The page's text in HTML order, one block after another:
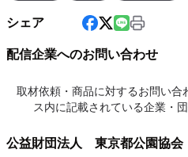
シェア
配信企業へのお問い合わせ
取材依頼・商品に対するお問い合
ス内に記載されている企業・
公益財団法人 東京都公園協会